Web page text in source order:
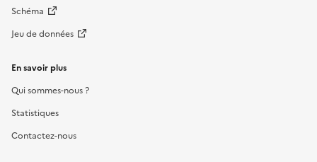
Schéma
Jeu de données
En savoir plus
Qui sommes-nous ?
Statistiques
Contactez-nous